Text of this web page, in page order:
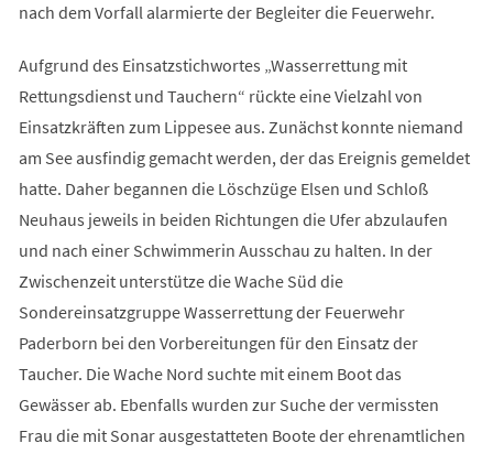
nach dem Vorfall alarmierte der Begleiter die Feuerwehr.
Aufgrund des Einsatzstichwortes „Wasserrettung mit
Rettungsdienst und Tauchern“ rückte eine Vielzahl von
Einsatzkräften zum Lippesee aus. Zunächst konnte niemand
am See ausfindig gemacht werden, der das Ereignis gemeldet
hatte. Daher begannen die Löschzüge Elsen und Schloß
Neuhaus jeweils in beiden Richtungen die Ufer abzulaufen
und nach einer Schwimmerin Ausschau zu halten. In der
Zwischenzeit unterstütze die Wache Süd die
Sondereinsatzgruppe Wasserrettung der Feuerwehr
Paderborn bei den Vorbereitungen für den Einsatz der
Taucher. Die Wache Nord suchte mit einem Boot das
Gewässer ab. Ebenfalls wurden zur Suche der vermissten
Frau die mit Sonar ausgestatteten Boote der ehrenamtlichen